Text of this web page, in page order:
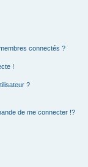
connectés ?
!
?
de me connecter !?